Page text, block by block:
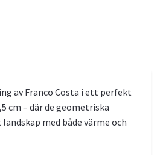
av Franco Costa i ett perfekt
cm – där de geometriska
med både värme och